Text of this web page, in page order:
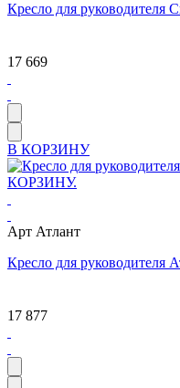
Кресло для руководителя
17 669
В КОРЗИНУ
Арт Атлант
Кресло для руководителя
17 877